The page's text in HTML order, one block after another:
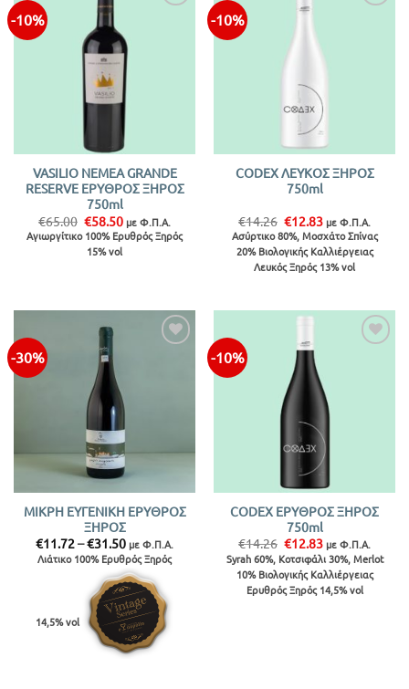
-10%
VASILIO NEMEA GRANDE
RESERVE ΕΡΥΘΡΟΣ ΞΗΡΟΣ
750ml
€65.00 Original
price
was:
€65.00.
€58.50Η
τρέχουσα
τιμή
με Φ.Π.Α.
Αγιωργίτικο 100% Ερυθρός Ξηρός
15% vol
-10%
CODEX ΛΕΥΚΟΣ ΞΗΡΟΣ
750ml
€14.26 Original
price
was:
€14.26.
€12.83Η
τρέχουσα
τιμή
είναι:
€12.83.
με Φ.Π.Α.
Ασύρτικο 80%, Μοσχάτο Σπίνας
20% Βιολογικής Καλλιέργειας
Λευκός Ξηρός 13% vol
-30%
ΜΙΚΡΗ ΕΥΓΕΝΙΚΗ ΕΡΥΘΡΟΣ
ΞΗΡΟΣ
€11.72–€31.50Price
range:
€11.72
through
€31.50
με Φ.Π.Α.
Λιάτικο 100% Ερυθρός Ξηρός
14,5% vol
-10%
CODEX ΕΡΥΘΡΟΣ ΞΗΡΟΣ
750ml
€14.26 Original
price
was:
€14.26.
€12.83Η
τρέχουσα
τιμή
είναι:
€12.83.
με Φ.Π.Α.
Syrah 60%, Κοτσιφάλι 30%, Merlot
10% Βιολογικής Καλλιέργειας
Ερυθρός Ξηρός 14,5% vol